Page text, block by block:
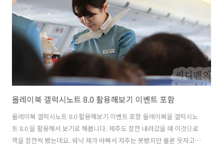
보다는 폰 분실위험이 있으므로 클라우드에 올리는것도 좋죠. 그리고 ..
올레이북 갤럭시노트 8.0 활용해보기 이벤트 포함
올레이북 갤럭시노트 8.0 활용해보기 이벤트 포함 올레이북을 갤럭시노
트 8.0 을 활용해서 보기로 해봅니다. 제주도 잠깐 내려갔을 때 이것으로
책을 잠깐씩 봤는데요. 워낙 제가 바빠서 자주는 못봤지만 물론 웃자고